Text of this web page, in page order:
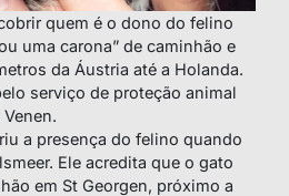
quem é o dono do felino
uma carona” de caminhão e
da Áustria até a Holanda.
serviço de proteção animal
a presença do felino quando
Ele acredita que o gato
em St Georgen, próximo a